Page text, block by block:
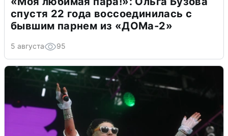
спустя 22 года воссоединилась с
бывшим парнем из «ДОМа-2»
5 августа 95